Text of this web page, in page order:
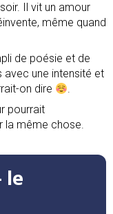
Il vit un amour
même quand
de poésie et de
une intensité et
on dire
.
pourrait
la même chose.